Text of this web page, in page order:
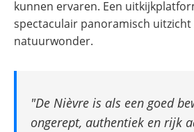
kunnen ervaren. Een
spectaculair panoramisch
natuurwonder.
"De Nièvre is als een goed
ongerept, authentiek en rijk